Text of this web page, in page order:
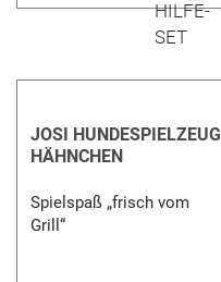
JOSI HUNDESPIELZEUG
HÄHNCHEN
Spielspaß „frisch vom
Grill“